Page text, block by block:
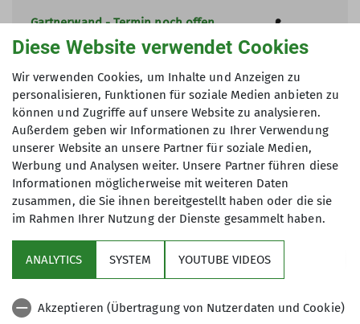
Gartnerwand - Termin noch offen
14.08.2026
Kondition
Technik
Organisation
Wolfgang
Pieper
Berwang Rinnen - Rotlechstausee
14.08.2026
Kondition
Diese Website verwendet Cookies
Wir verwenden Cookies, um Inhalte und Anzeigen zu
personalisieren, Funktionen für soziale Medien anbieten zu
können und Zugriffe auf unsere Website zu analysieren.
Außerdem geben wir Informationen zu Ihrer Verwendung
unserer Website an unsere Partner für soziale Medien,
Werbung und Analysen weiter. Unsere Partner führen diese
Informationen möglicherweise mit weiteren Daten
zusammen, die Sie ihnen bereitgestellt haben oder die sie
im Rahmen Ihrer Nutzung der Dienste gesammelt haben.
ANALYTICS SYSTEM YOUTUBE VIDEOS
Akzeptieren (Übertragung von Nutzerdaten und Cookie)